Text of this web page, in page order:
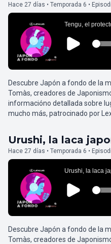
Hace 27 días • Temporada 6 •
Descubre Japón a fondo de la
Tomàs, creadores de
informacióno detallada sobre
mucho más, patrocinado por
Urushi, la laca
Hace 27 días • Temporada 6 •
Descubre Japón a fondo de la
Tomàs, creadores de